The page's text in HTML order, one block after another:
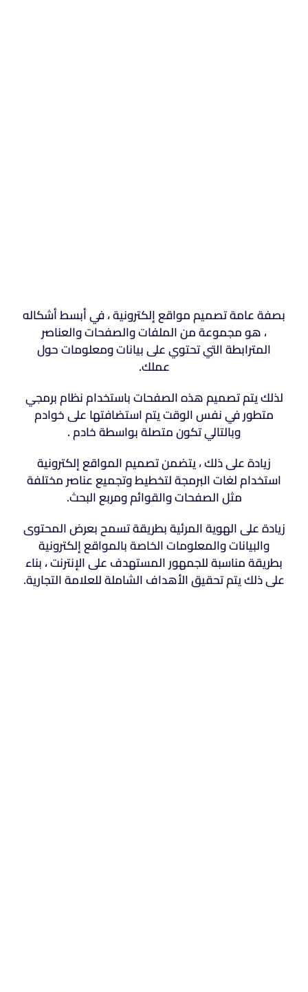
بصفة عامة تصميم مواقع إلكترونية ، في أبسط أشكاله
، هو مجموعة من الملفات والصفحات والعناصر
المترابطة التي تحتوي على بيانات ومعلومات حول
عملك.
لذلك يتم تصميم هذه الصفحات باستخدام نظام برمجي
متطور في نفس الوقت يتم استضافتها على خوادم
وبالتالي تكون متصلة بواسطة خادم .
زيادة على ذلك ، يتضمن تصميم المواقع إلكترونية
استخدام لغات البرمجة لتخطيط وتجميع عناصر مختلفة
مثل الصفحات والقوائم ومربع البحث.
زيادة على الهوية المرئية بطريقة تسمح بعرض المحتوى
والبيانات والمعلومات الخاصة بالمواقع إلكترونية
بطريقة مناسبة للجمهور المستهدف على الإنترنت ، بناء
على ذلك يتم تحقيق الأهداف الشاملة للعلامة التجارية.